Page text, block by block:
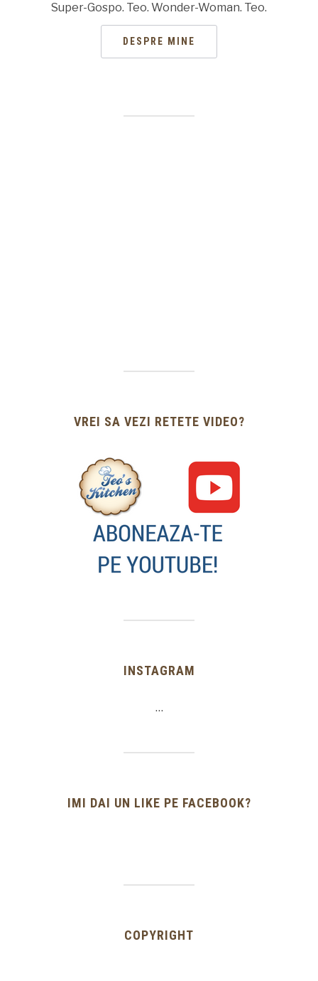
Super-Gospo. Teo. Wonder-Woman. Teo.
DESPRE MINE
VREI SA VEZI RETETE VIDEO?
INSTAGRAM
…
IMI DAI UN LIKE PE FACEBOOK?
COPYRIGHT